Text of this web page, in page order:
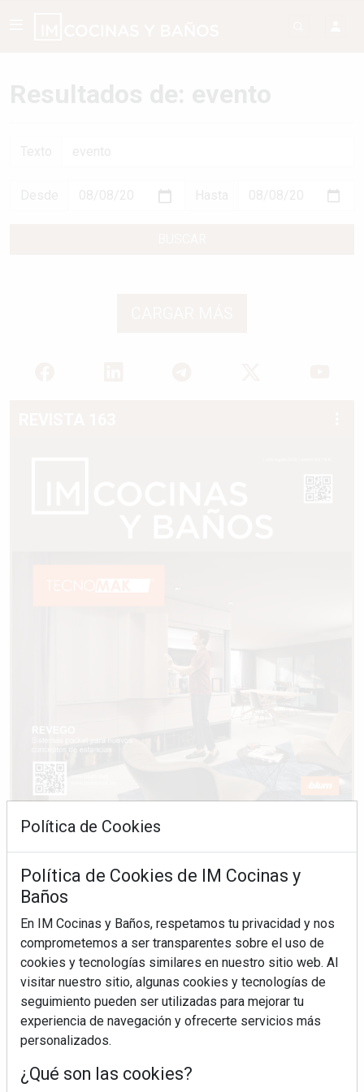
Política de Cookies
Política de Cookies de IM Cocinas y
Baños
En IM Cocinas y Baños, respetamos tu privacidad y nos
comprometemos a ser transparentes sobre el uso de
cookies y tecnologías similares en nuestro sitio web. Al
visitar nuestro sitio, algunas cookies y tecnologías de
seguimiento pueden ser utilizadas para mejorar tu
experiencia de navegación y ofrecerte servicios más
personalizados.
¿Qué son las cookies?